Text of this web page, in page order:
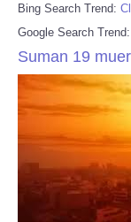
Bing Search Trend:
Google Search Trend:
Suman 19